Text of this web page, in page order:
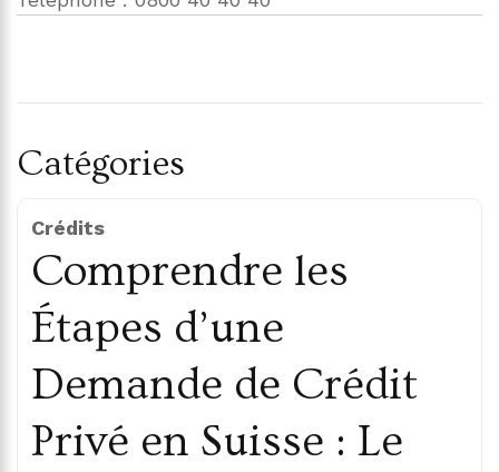
Catégories
Crédits
Comprendre les
Étapes d’une
Demande de Crédit
Privé en Suisse : Le